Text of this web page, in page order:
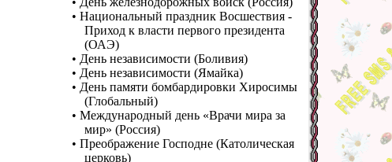
• Национальный праздник Восшествия -
Приход к власти первого президента
(ОАЭ)
• День независимости (Боливия)
• День независимости (Ямайка)
• День памяти бомбардировки Хиросимы
(Глобальный)
• Международный день «Врачи мира за
мир» (Россия)
• Преображение Господне (Католическая
церковь)